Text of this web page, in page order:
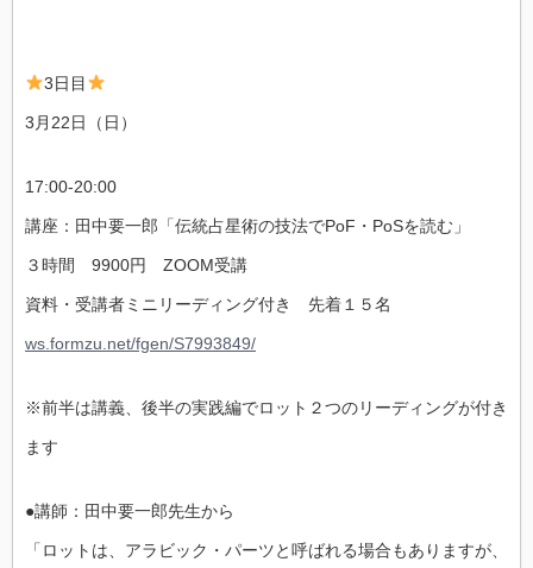
3日目
3月22日（日）
17:00-20:00
講座：田中要一郎「伝統占星術の技法でPoF・PoSを読む」
３時間 9900円 ZOOM受講
資料・受講者ミニリーディング付き 先着１５名
ws.formzu.net/fgen/S7993849/
※前半は講義、後半の実践編でロット２つのリーディングが付き
ます
●講師：田中要一郎先生から
「ロットは、アラビック・パーツと呼ばれる場合もありますが、